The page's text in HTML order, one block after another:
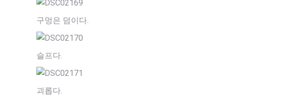
구멍은 덤이다.
슬프다.
괴롭다.